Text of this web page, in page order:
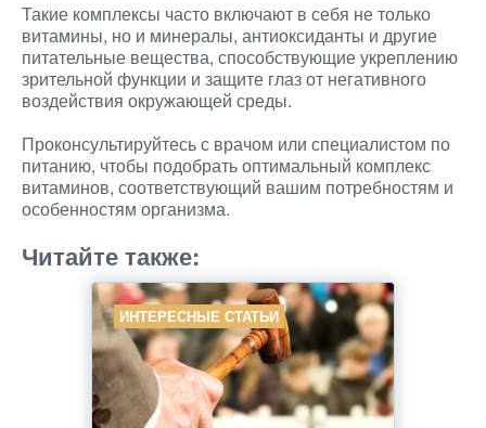
Такие комплексы часто включают в себя не только
витамины, но и минералы, антиоксиданты и другие
питательные вещества, способствующие укреплению
зрительной функции и защите глаз от негативного
воздействия окружающей среды.
Проконсультируйтесь с врачом или специалистом по
питанию, чтобы подобрать оптимальный комплекс
витаминов, соответствующий вашим потребностям и
особенностям организма.
Читайте также:
ИНТЕРЕСНЫЕ СТАТЬИ